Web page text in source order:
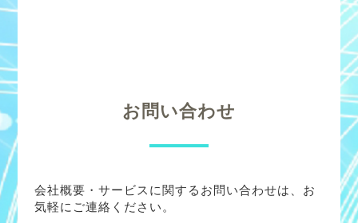
お問い合わせ
会社概要・サービスに関するお問い合わせは、お
気軽にご連絡ください。